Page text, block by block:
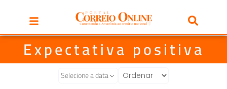
Expectativa positiva
Selecione a data